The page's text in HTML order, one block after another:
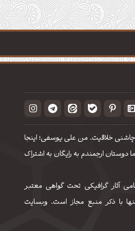
چاشنی خلاقیت. من علی یوسفی؛ اینجا
دوستان ارجمندم به رایگان به اشتراک
آثار گرافیکی تحت گواهی معتبر
تنها با ذکر منبع مجاز است. وبسایت